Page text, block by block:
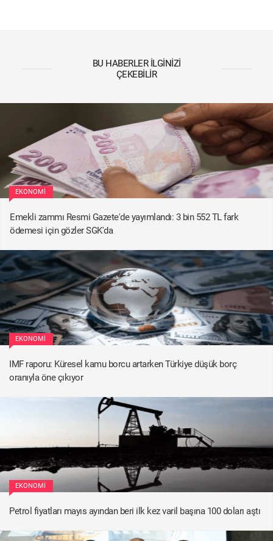
BU HABERLER İLGINIZI
ÇEKEBILIR
EKONOMI
Emekli zammı Resmi Gazete'de yayımlandı: 3 bin 552 TL fark
ödemesi için gözler SGK'da
EKONOMI
IMF raporu: Küresel kamu borcu artarken Türkiye düşük borç
oranıyla öne çıkıyor
EKONOMI
Petrol fiyatları mayıs ayından beri ilk kez varil başına 100 doları aştı